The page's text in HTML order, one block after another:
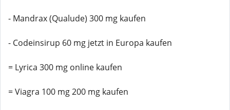
- Mandrax (Qualude) 300 mg kaufen
- Codeinsirup 60 mg jetzt in Europa kaufen
= Lyrica 300 mg online kaufen
= Viagra 100 mg 200 mg kaufen